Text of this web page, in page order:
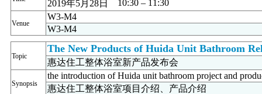
2019年5月28日
10:30 – 11:30
Venue
W3-M4
W3-M4
Topic
The New Products of Huida Unit Bathroom
惠达住工整体浴室新产品发布会
Synopsis
the introduction of Huida unit bathroom project and
惠达住工整体浴室项目介绍、产品介绍